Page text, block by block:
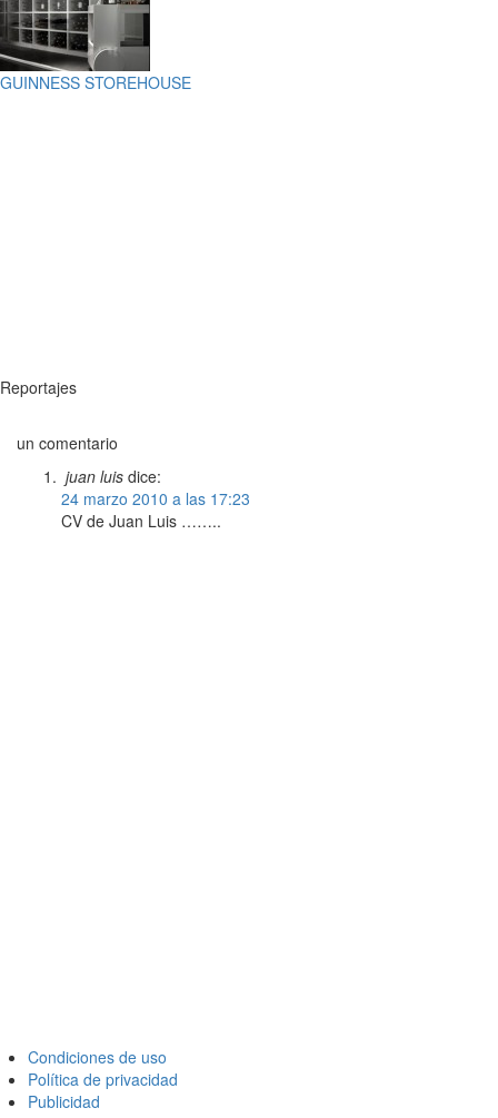
GUINNESS STOREHOUSE
Reportajes
un comentario
juan luis dice:
24 marzo 2010 a las 17:23
CV de Juan Luis ……..
Condiciones de uso
Política de privacidad
Publicidad